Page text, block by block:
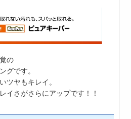
の
グです。
ツヤもキレイ。
イさがさらにアップです！！